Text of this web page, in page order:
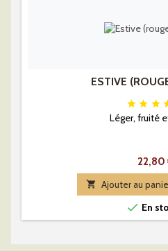
ESTIVE
  
Léger, fruité
Prix
22,80
 Ajouter au
 En